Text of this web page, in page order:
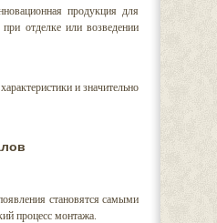
продукция для
отделке или возведении
и значительно
становятся самыми
процесс монтажа.